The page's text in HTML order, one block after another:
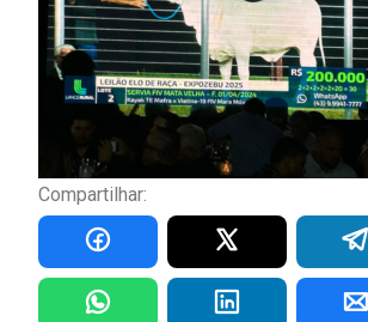
Compartilhar: